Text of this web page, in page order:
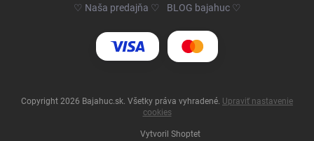
♡ Naša predajňa ♡ BLOG bajahuc ♡
Vytvoril Shoptet
Copyright 2026 Bajahuc.sk . Všetky práva vyhradené. Upraviť nastavenie
cookies